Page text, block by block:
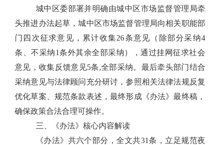
城中区委部署并明确由城中区市场监督管理局牵
头推进办法起草，城中区市场监督管理局向相关职能部
门四次征求意见，累计收集26条意见（除部分采纳4
条、不采纳1条外其余全部采纳），通过挂网征求社会
意见，收集反馈意见5条,全部采纳。最后牵头部门结合
采纳意见与法律顾问充分研讨，参照相关法律法规反复
优化草案、规范条款表述，最终形成《办法》最终稿，
确保政策合法合理可操作。
三、《办法》核心内容解读
《办法》共六个部分，全文共31条，立 足规范夜